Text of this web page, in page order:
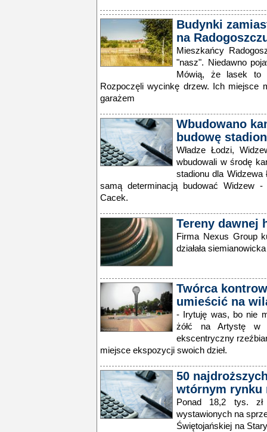
Budynki
na
Mieszkańcy
"nasz". Niedawno
Mówią, że lasek to
Rozpoczęli wycinkę drzew. Ich miejsce
garażem
Wbudowano
budowę
Władze Łodzi,
wbudowali w środę
stadionu dla
samą determinacją budować Widzew -
Cacek.
Tereny dawnej
Firma Nexus Group
działała
Twórca
umieścić na
- Irytuję was, bo nie
żółć na Artystę w
ekscentryczny
miejsce ekspozycji swoich dzieł.
50
wtórnym rynku
Ponad 18,2 tys.
wystawionych na
Świętojańskiej na